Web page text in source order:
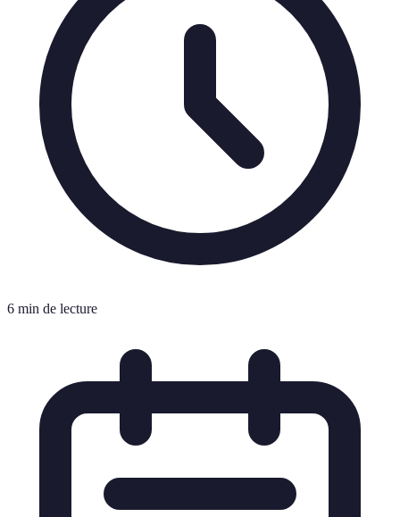
6 min de lecture